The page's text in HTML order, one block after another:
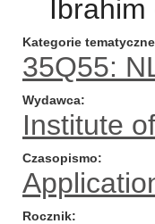
Kategorie tematyczne
35Q55:
Wydawca
Institute
Czasopismo
Rocznik